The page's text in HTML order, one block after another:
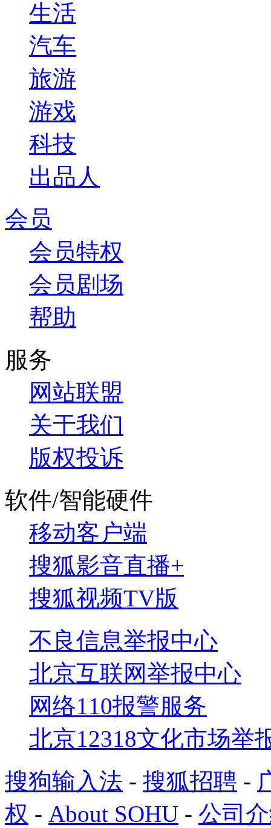
生活
汽车
旅游
游戏
科技
出品人
会员
会员特权
会员剧场
帮助
服务
网站联盟
关于我们
版权投诉
软件/智能硬件
移动客户端
搜狐影音直播+
搜狐视频TV版
不良信息举报中心
北京互联网举报中心
网络110报警服务
北京12318文化市场举
搜狗输入法 - 搜狐招聘 -
权 - About SOHU - 公司